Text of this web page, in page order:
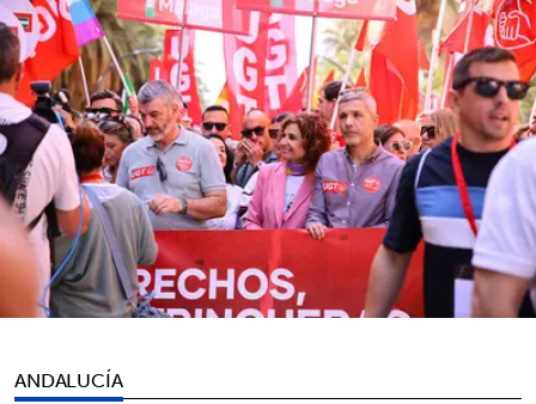
ANDALUCÍA